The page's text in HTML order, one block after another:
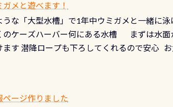
ントが発生している箇所などもあり、なかな
)のは快感です！ 特別天然記念物「オオサン
オオサンショウウオ」です 大きなものでは
長良川ではかなりの確立で見ることが出来ま
での発行分 【注意事項】※ PADI Freediver、
ルカード対象のディスティンクティブ・スペ
年12月の認定でも、2027年1月以降に発行
る ダイビングを始めるきっかけは人それぞ
クが続く60周年限定企画です。コースを修了
メと遊べます！
うな「大型水槽」で1年中ウミガメと一緒に
のケーズハーバー何にある水槽 まずは水面
ます 潜降ロープも下ろしてくれるので安心
ます 反対側の窓からも見ることが出来るの
ージ作りました